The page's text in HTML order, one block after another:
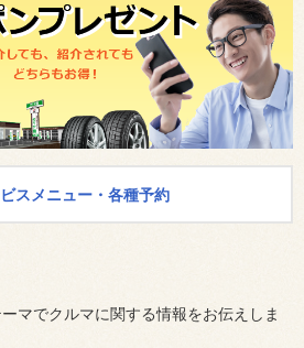
スメニュー・各種予約
マでクルマに関する情報をお伝えしま